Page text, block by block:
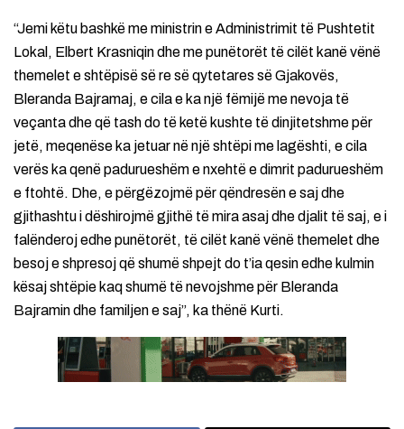
“Jemi këtu bashkë me ministrin e Administrimit të Pushtetit
Lokal, Elbert Krasniqin dhe me punëtorët të cilët kanë vënë
themelet e shtëpisë së re së qytetares së Gjakovës,
Bleranda Bajramaj, e cila e ka një fëmijë me nevoja të
veçanta dhe që tash do të ketë kushte të dinjitetshme për
jetë, meqenëse ka jetuar në një shtëpi me lagështi, e cila
verës ka qenë padurueshëm e nxehtë e dimrit padurueshëm
e ftohtë. Dhe, e përgëzojmë për qëndresën e saj dhe
gjithashtu i dëshirojmë gjithë të mira asaj dhe djalit të saj, e i
falënderoj edhe punëtorët, të cilët kanë vënë themelet dhe
besoj e shpresoj që shumë shpejt do t’ia qesin edhe kulmin
kësaj shtëpie kaq shumë të nevojshme për Bleranda
Bajramin dhe familjen e saj”, ka thënë Kurti.